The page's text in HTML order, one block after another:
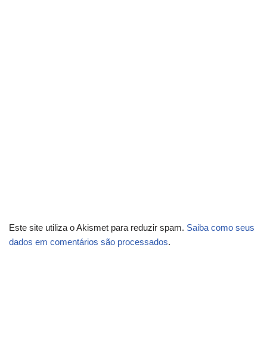
Este site utiliza o Akismet para reduzir spam. Saiba como seus
dados em comentários são processados.